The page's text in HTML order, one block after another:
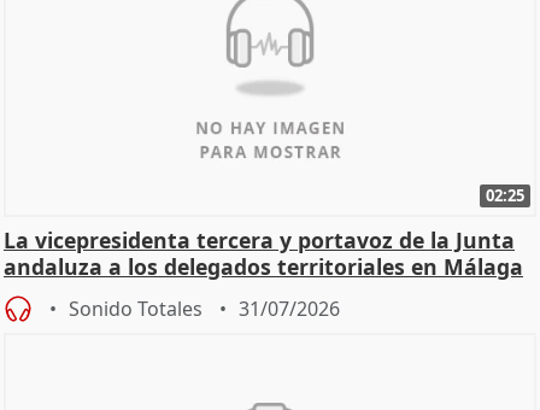
02:25
La vicepresidenta tercera y portavoz de la Junta
andaluza a los delegados territoriales en Málaga
Sonido Totales 31/07/2026